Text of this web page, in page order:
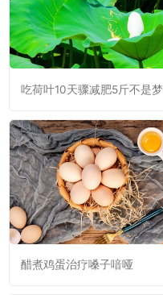
吃荷叶10天骤减肥5斤不是梦
醋煮鸡蛋治疗嗓子喑哑